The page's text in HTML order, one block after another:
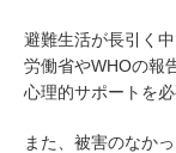
避難生活が長引く
労働省やWHOの報
心理的サポートを
また、被害のなか